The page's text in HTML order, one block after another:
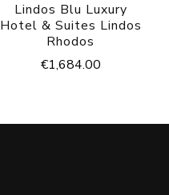
Lindos Blu Luxury
Hotel & Suites Lindos
Rhodos
€1,684.00